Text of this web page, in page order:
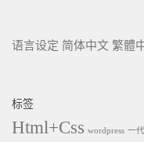
语言设定 简体中文 繁體
标签
Html+Css wordpress 一